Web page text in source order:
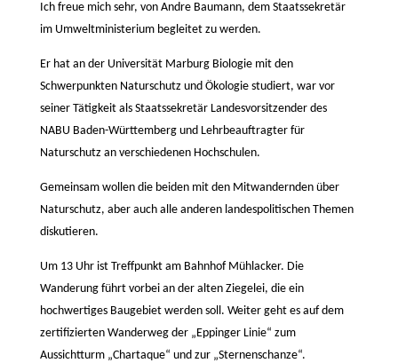
Ich freue mich sehr, von Andre Baumann, dem Staatssekretär
im Umweltministerium begleitet zu werden.
Er hat an der Universität Marburg Biologie mit den
Schwerpunkten Naturschutz und Ökologie studiert, war vor
seiner Tätigkeit als Staatssekretär Landesvorsitzender des
NABU Baden-Württemberg und Lehrbeauftragter für
Naturschutz an verschiedenen Hochschulen.
Gemeinsam wollen die beiden mit den Mitwandernden über
Naturschutz, aber auch alle anderen landespolitischen Themen
diskutieren.
Um 13 Uhr ist Treffpunkt am Bahnhof Mühlacker. Die
Wanderung führt vorbei an der alten Ziegelei, die ein
hochwertiges Baugebiet werden soll. Weiter geht es auf dem
zertifizierten Wanderweg der „Eppinger Linie“ zum
Aussichtturm „Chartaque“ und zur „Sternenschanze“.